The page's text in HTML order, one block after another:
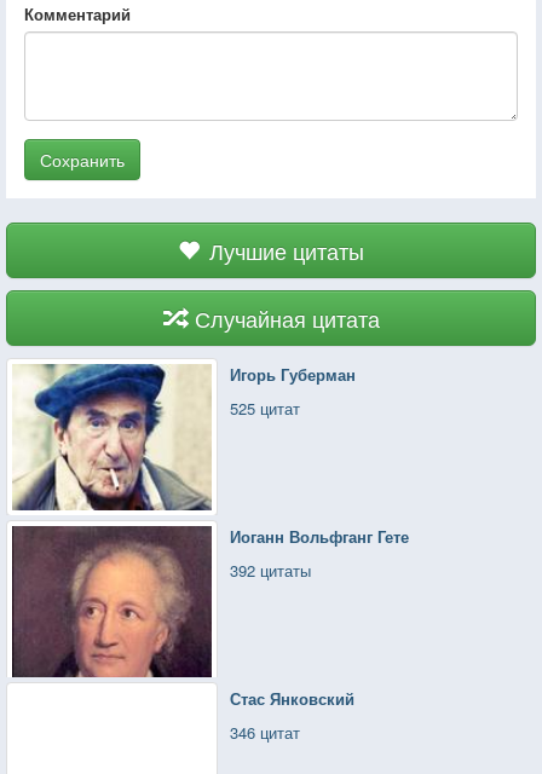
Комментарий
Сохранить
Лучшие цитаты
Случайная цитата
Игорь Губерман
525 цитат
Иоганн Вольфганг Гете
392 цитаты
Стас Янковский
346 цитат